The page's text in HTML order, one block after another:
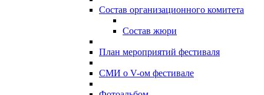
Состав организационного комитета
Состав жюри
План мероприятий фестиваля
СМИ о V-ом фестивале